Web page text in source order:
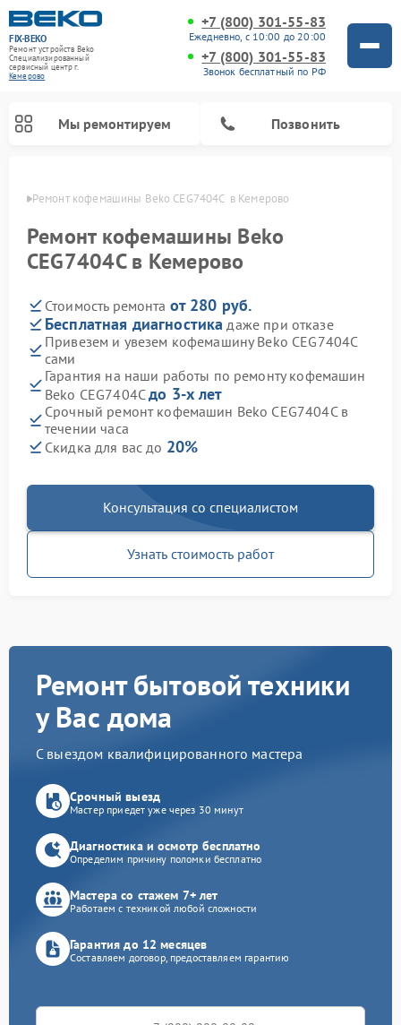
FIX-BEKO
Ремонт устройств Beko
Специализированный
cервисный центр г.
Кемерово
+7 (800) 301-55-83
Ежедневно, с 10:00 до 20:00
+7 (800) 301-55-83
Звонок бесплатный по РФ
Мы ремонтируем Позвонить
Ремонт кофемашины Beko CEG7404C  в Кемерово
Ремонт кофемашины Beko
CEG7404C в Кемерово
Стоимость ремонта от 280 руб.
Бесплатная диагностика даже при отказе
Привезем и увезем кофемашину Beko CEG7404C
сами
Гарантия на наши работы по ремонту кофемашин
Beko CEG7404Cдо 3-х лет
Срочный ремонт кофемашин Beko CEG7404C в
течении часа
Скидка для вас до 20%
Консультация со специалистом
Узнать стоимость работ
Ремонт бытовой техники
у Вас дома
С выездом квалифицированного мастера
Срочный выезд
Мастер приедет уже через 30 минут
Диагностика и осмотр бесплатно
Определим причину поломки бесплатно
Мастера со стажем 7+ лет
Работаем с техникой любой сложности
Гарантия до 12 месяцев
Составляем договор, предоставляем гарантию